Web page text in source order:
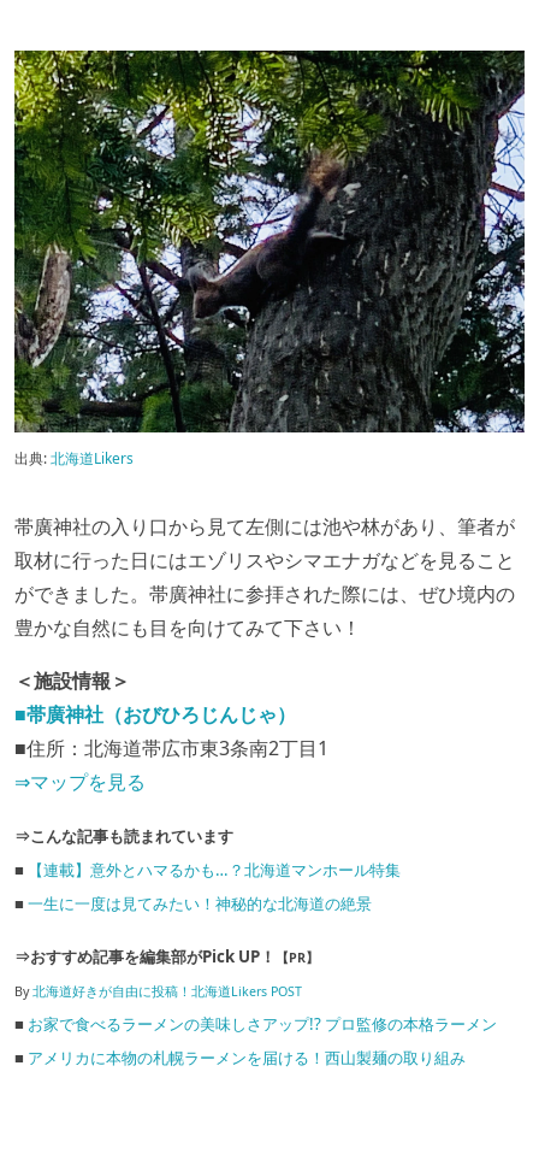
出典:北海道Likers
帯廣神社の入り口から見て左側には池や林があり、筆者が
取材に行った日にはエゾリスやシマエナガなどを見ること
ができました。帯廣神社に参拝された際には、ぜひ境内の
豊かな自然にも目を向けてみて下さい！
＜施設情報＞
■帯廣神社（おびひろじんじゃ）
■住所：北海道帯広市東3条南2丁目1
⇒マップを見る
⇒こんな記事も読まれています
■
【連載】意外とハマるかも…？北海道マンホール特集
■ 一生に一度は見てみたい！神秘的な北海道の絶景
⇒おすすめ記事を編集部がPick UP！
【PR】
By北海道好きが自由に投稿！北海道Likers POST
■ お家で食べるラーメンの美味しさアップ!? プロ監修の本格ラーメン
■ アメリカに本物の札幌ラーメンを届ける！西山製麺の取り組み